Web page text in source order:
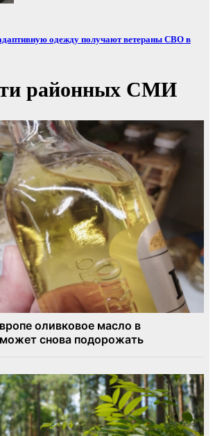
одежду получают ветераны СВО в